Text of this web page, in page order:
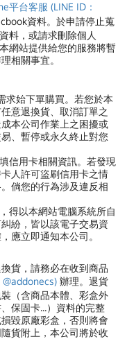
平台客服 (LINE ID：
資料。於申請停止蒐
料，或請求刪除個人
網站提供給您的服務將暫
相關事宜。
求始下單購買。若您於本
意退換貨、取消訂單之
本公司作業上之困擾或
、暫停或永久終止對您
信用卡相關資訊。若發現
人許可盜刷信用卡之情
倘您的行為涉及違反相
得以本網站電腦系統所自
紛，皆以該電子交易資
應立即通知本公司。
貨，請務必在收到商品
辦理。退貨
（含商品本體、彩盒外
保固卡...）資料的完整
毀原廠彩盒，否則將會
貨附上，本公司將於收